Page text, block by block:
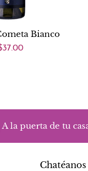
Bianco
A la puerta de tu
Chatéanos